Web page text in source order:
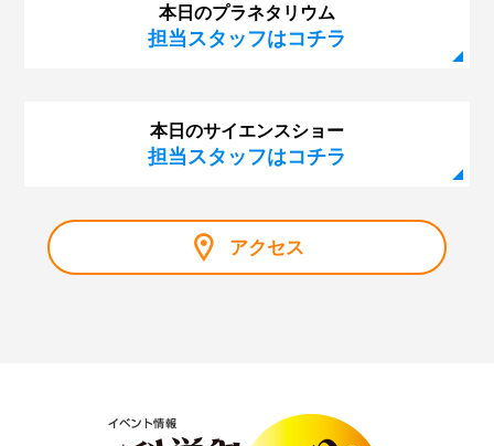
本日のプラネタリウム
担当スタッフはコチラ
本日のサイエンスショー
担当スタッフはコチラ
アクセス